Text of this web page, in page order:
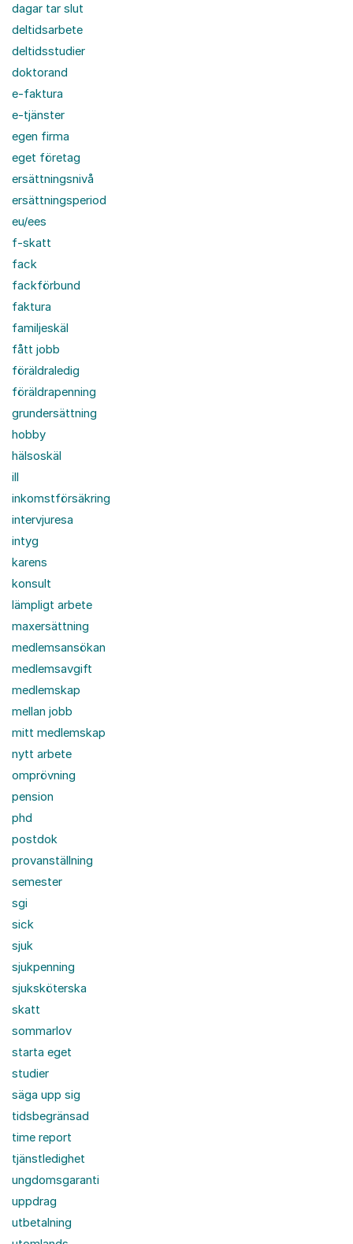
dagar tar slut
deltidsarbete
deltidsstudier
doktorand
e-faktura
e-tjänster
egen firma
eget företag
ersättningsnivå
ersättningsperiod
eu/ees
f-skatt
fack
fackförbund
faktura
familjeskäl
fått jobb
föräldraledig
föräldrapenning
grundersättning
hobby
hälsoskäl
ill
inkomstförsäkring
intervjuresa
intyg
karens
konsult
lämpligt arbete
maxersättning
medlemsansökan
medlemsavgift
medlemskap
mellan jobb
mitt medlemskap
nytt arbete
omprövning
pension
phd
postdok
provanställning
semester
sgi
sick
sjuk
sjukpenning
sjuksköterska
skatt
sommarlov
starta eget
studier
säga upp sig
tidsbegränsad
time report
tjänstledighet
ungdomsgaranti
uppdrag
utbetalning